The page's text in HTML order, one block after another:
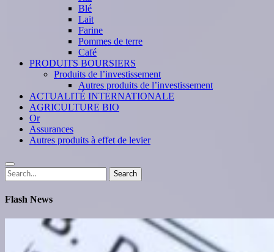
Blé
Lait
Farine
Pommes de terre
Café
PRODUITS BOURSIERS
Produits de l’investissement
Autres produits de l’investissement
ACTUALITÉ INTERNATIONALE
AGRICULTURE BIO
Or
Assurances
Autres produits à effet de levier
Search
for:
Search
Flash News